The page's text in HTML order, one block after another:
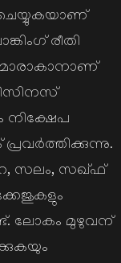
ചെയ്യുകയാണ്
രീതി
നിക്ഷേപ
സലം, സഖ്ഫ്
ലോകം മുഴുവന്